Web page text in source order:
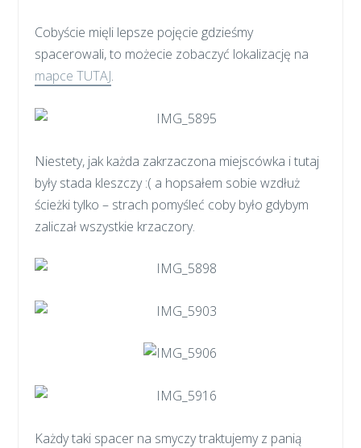
Cobyście mięli lepsze pojęcie gdzieśmy
spacerowali, to możecie zobaczyć lokalizację na
mapce TUTAJ.
Niestety, jak każda zakrzaczona miejscówka i tutaj
były stada kleszczy :( a hopsałem sobie wzdłuż
ścieżki tylko – strach pomyśleć coby było gdybym
zaliczał wszystkie krzaczory.
Każdy taki spacer na smyczy traktujemy z panią